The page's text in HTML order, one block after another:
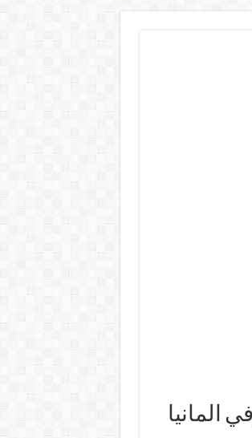
المانيا